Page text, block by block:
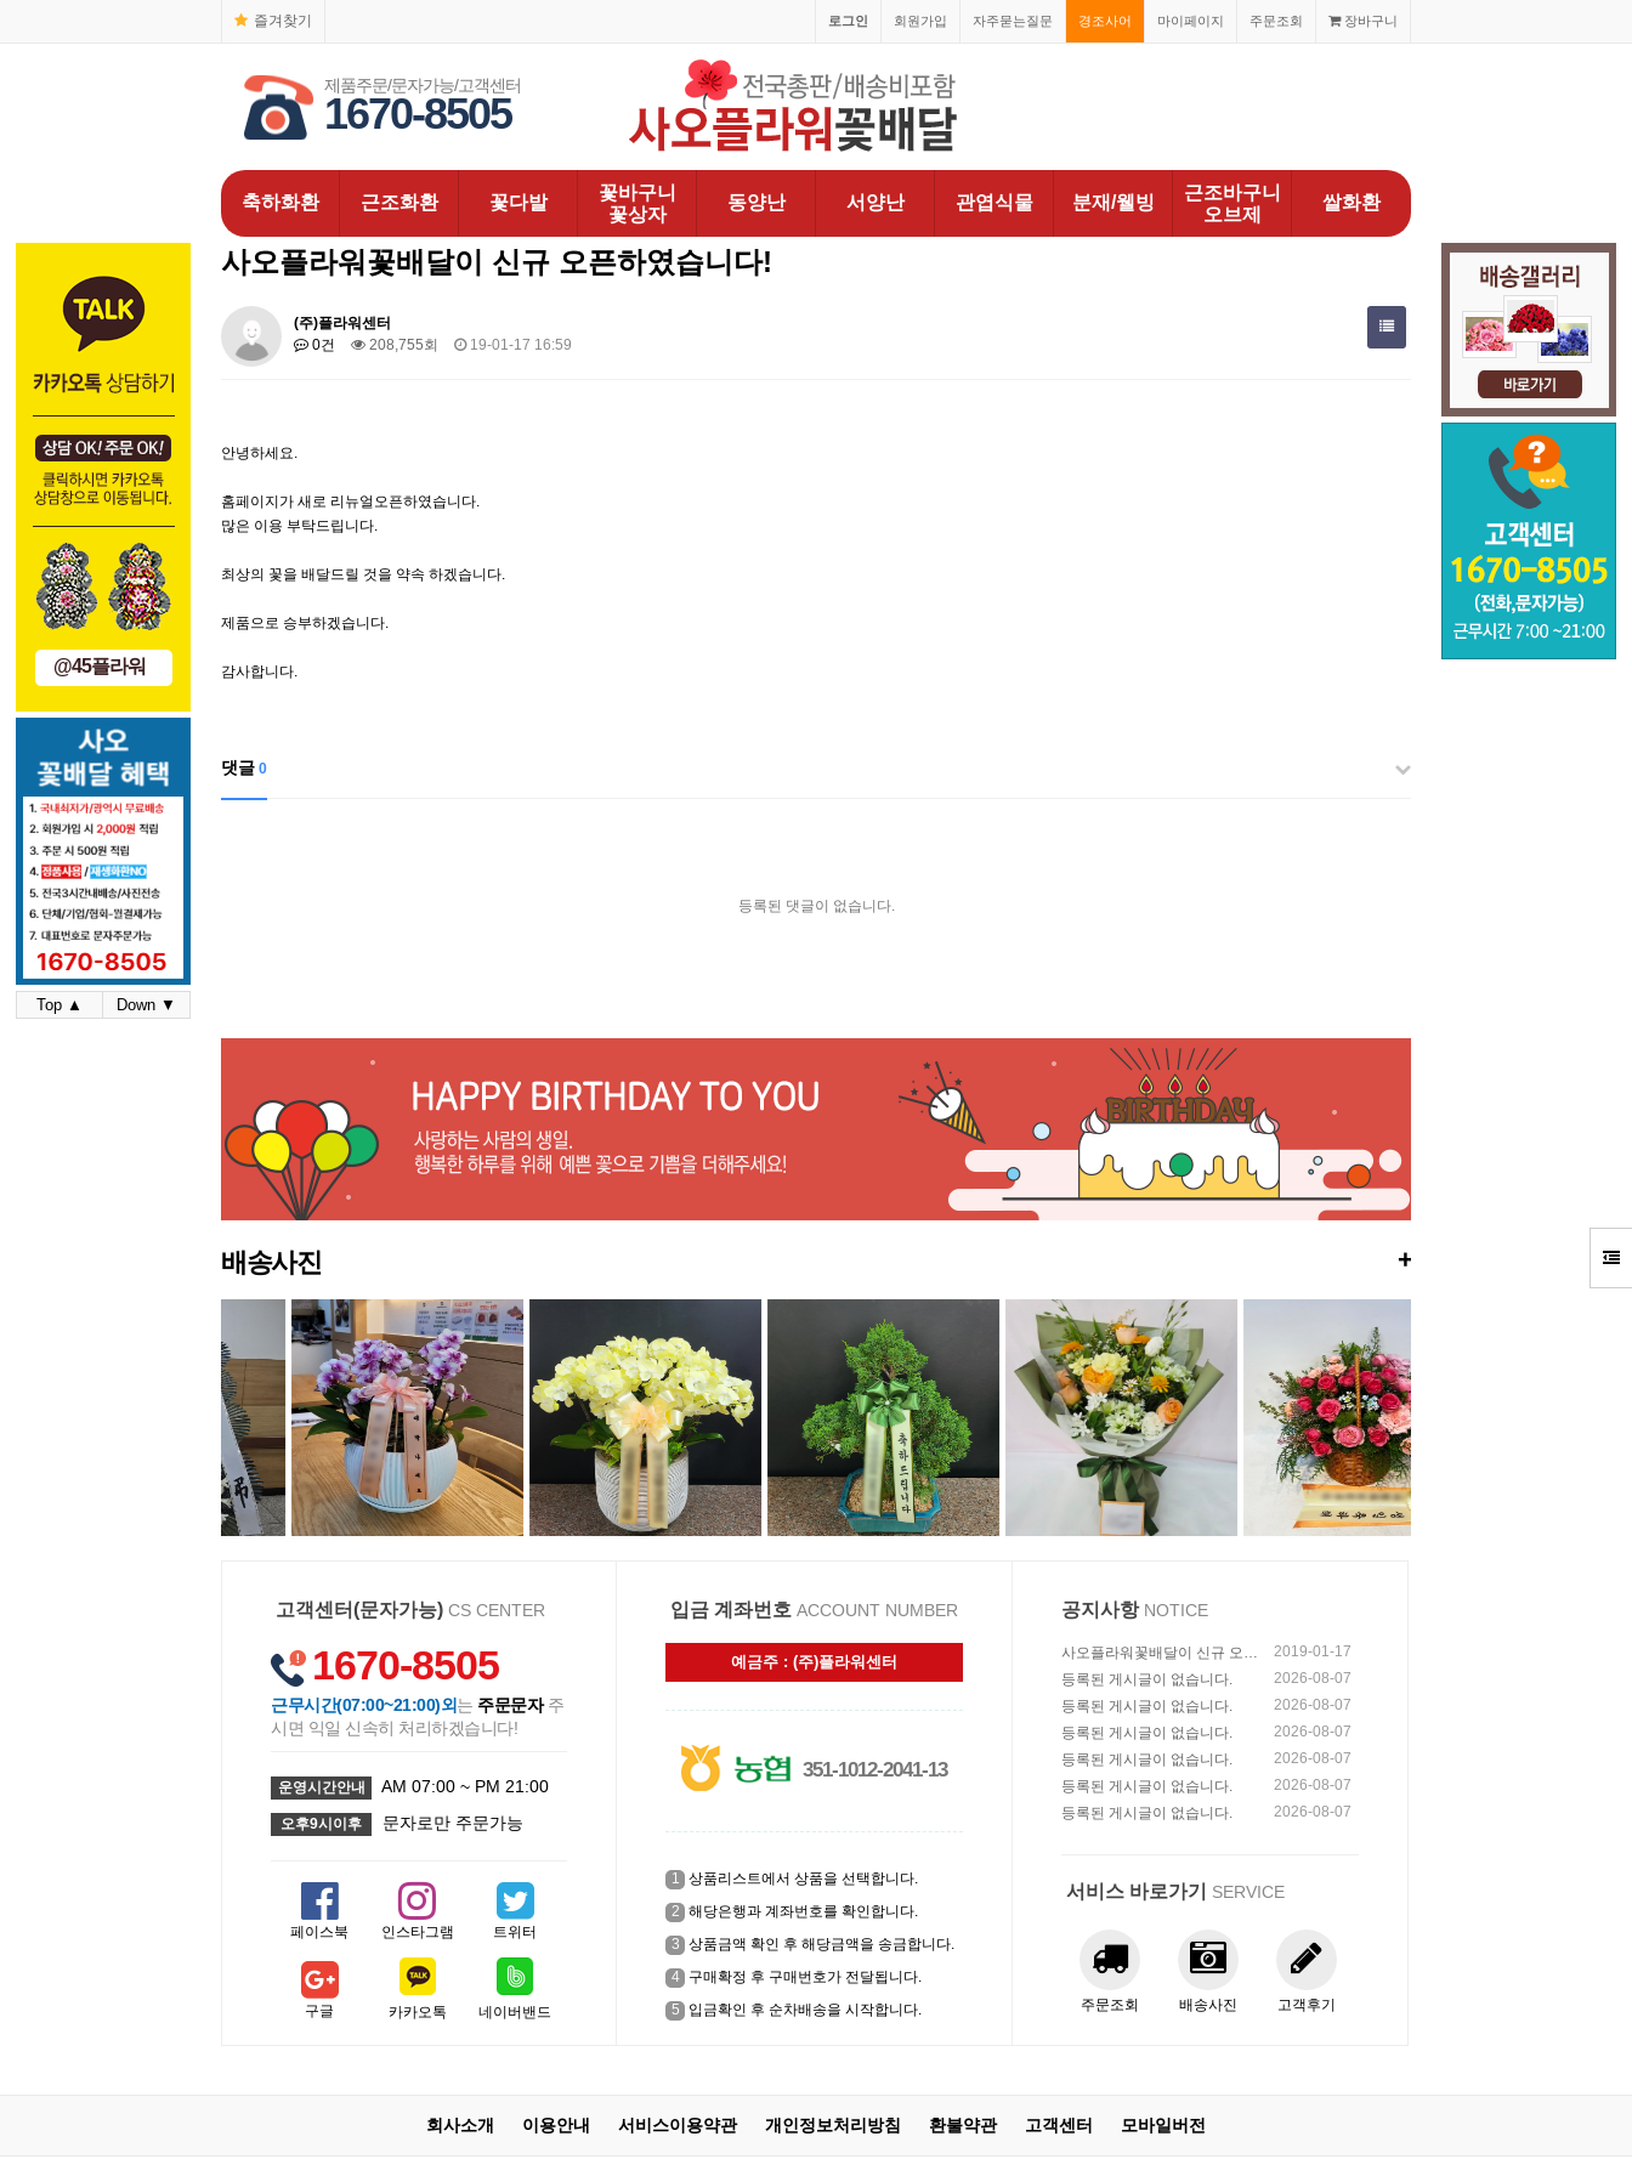
즐겨찾기 장바구니
주문조회
마이페이지
경조사어
자주묻는질문
회원가입
로그인
제품주문/문자가능/고객센터
1670-8505
축하화환 근조화환 꽃다발
꽃바구니
꽃상자
동양난 서양난 관엽식물 분재/웰빙
근조바구니
오브제
쌀화환
@45플라워
Top ▲ Down ▼
사오플라워꽃배달이 신규 오픈하였습니다!
(주)플라워센터
0건
208,755회 19-01-17 16:59
안녕하세요.
홈페이지가 새로 리뉴얼오픈하였습니다.
많은 이용 부탁드립니다.
최상의 꽃을 배달드릴 것을 약속 하겠습니다.
제품으로 승부하겠습니다.
감사합니다.
댓글 0
등록된 댓글이 없습니다.
배송사진 +
고객센터(문자가능) CS CENTER
1670-8505
근무시간(07:00~21:00)외는 주문문자주
시면 익일 신속히 처리하겠습니다!
운영시간안내 AM 07:00 ~ PM 21:00
오후9시이후 문자로만 주문가능
페이스북 인스타그램 트위터
구글 카카오톡 네이버밴드
입금 계좌번호 ACCOUNT NUMBER
예금주 : (주)플라워센터
351-1012-2041-13
1
상품리스트에서 상품을 선택합니다.
2 해당은행과 계좌번호를 확인합니다.
3 상품금액 확인 후 해당금액을 송금합니다.
4
구매확정 후 구매번호가 전달됩니다.
5
입금확인 후 순차배송을 시작합니다.
공지사항 NOTICE
사오플라워꽃배달이 신규 오픈
하였습니다!
2019-01-17
등록된 게시글이 없습니다.
2026-08-07
등록된 게시글이 없습니다.
2026-08-07
등록된 게시글이 없습니다.
2026-08-07
등록된 게시글이 없습니다.
2026-08-07
등록된 게시글이 없습니다.
2026-08-07
등록된 게시글이 없습니다.
2026-08-07
서비스 바로가기 SERVICE
주문조회 배송사진 고객후기
회사소개 이용안내 서비스이용약관 개인정보처리방침 환불약관 고객센터 모바일버전